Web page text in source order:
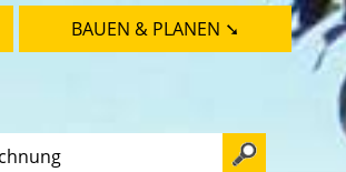
BAUEN & PLANEN ➘